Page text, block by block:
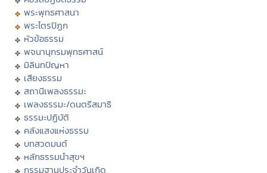
พระพุทธศาสนา
พระไตรปิฏก
หัวข้อธรรม
พจนานุกรมพุทธศาสน์
มิลินทปัญหา
เสียงธรรม
สถานีเพลงธรรมะ
เพลงธรรมะ/ดนตรีสมาธิ
ธรรมะปฏิบัติ
คลังแสงแห่งธรรม
บทสวดมนต์
หลักธรรมนำสุขฯ
กรรมฐานประจำวันเกิด